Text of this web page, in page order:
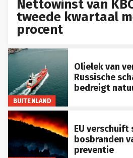
Nettowinst van
tweede kwartaal
procent
BUITENLAND
Olielek van
Russische
bedreigt
EU
bosbranden
preventie